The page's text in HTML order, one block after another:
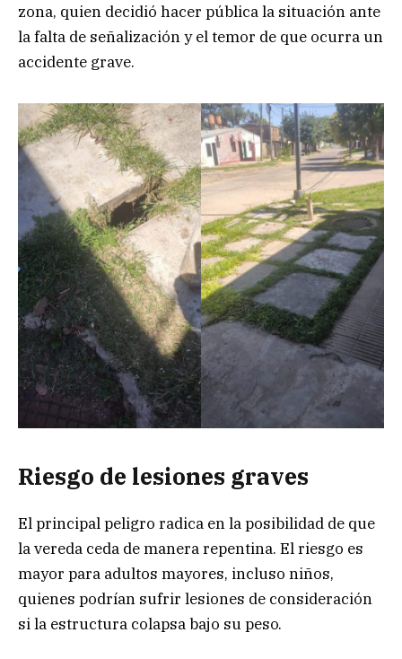
zona, quien decidió hacer pública la situación ante
la falta de señalización y el temor de que ocurra un
accidente grave.
Riesgo de lesiones graves
El principal peligro radica en la posibilidad de que
la vereda ceda de manera repentina. El riesgo es
mayor para adultos mayores, incluso niños,
quienes podrían sufrir lesiones de consideración
si la estructura colapsa bajo su peso.